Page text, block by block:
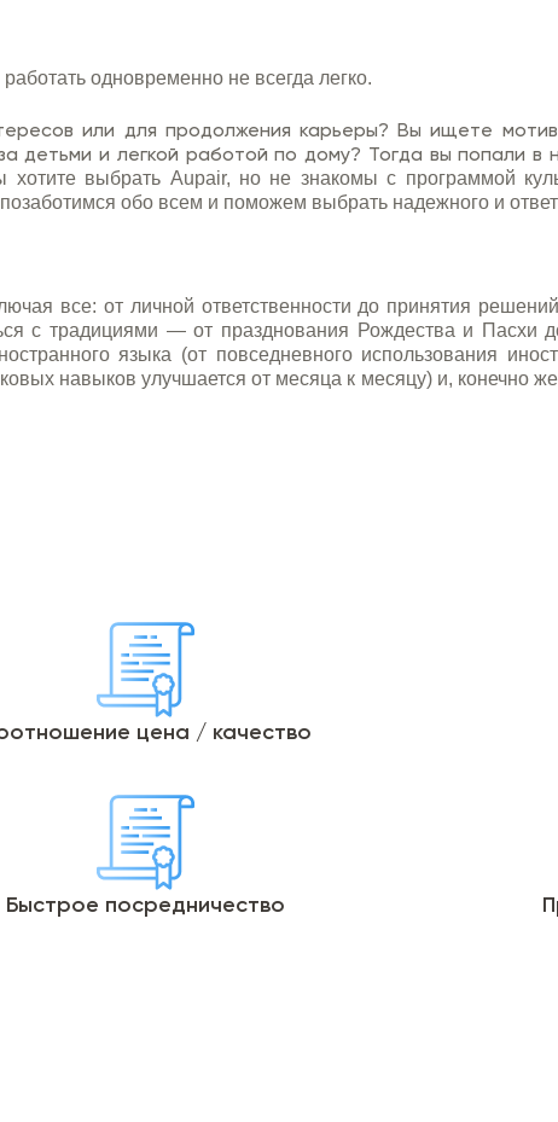
одновременно не всегда легко.
или для продолжения карьеры? Вы ищете
и легкой работой по дому? Тогда вы попали
хотите выбрать Aupair, но не знакомы с программой
обо всем и ​​поможем выбрать надежного и
все: от личной ответственности до принятия
с традициями — от празднования Рождества и Пасхи
языка (от повседневного использования
навыков улучшается от месяца к месяцу) и, конечно
цена / качество
Быстрое посредничество